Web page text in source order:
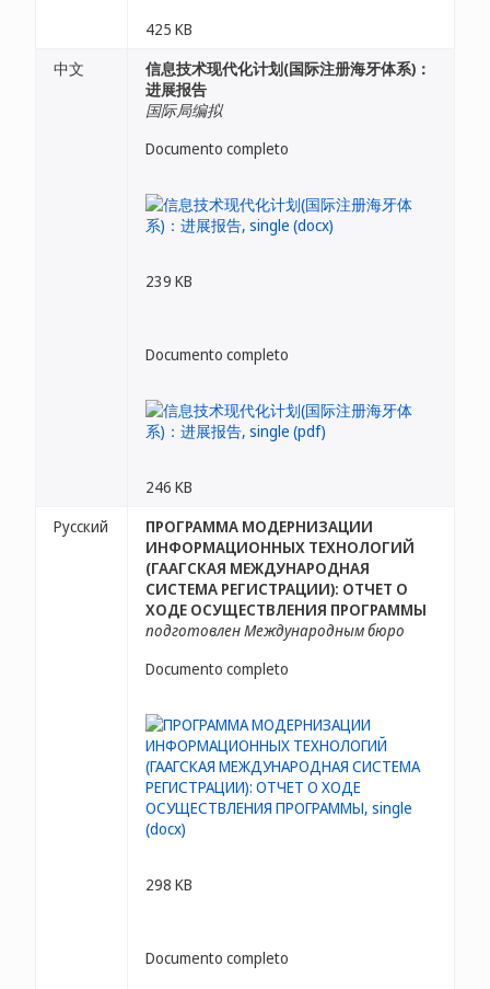
425 KB
中文
信息技术现代化计划(国际注册海牙体系)：
进展报告
国际局编拟
Documento completo
239 KB
Documento completo
246 KB
Русский
ПРОГРАММА МОДЕРНИЗАЦИИ
ИНФОРМАЦИОННЫХ ТЕХНОЛОГИЙ
(ГААГСКАЯ МЕЖДУНАРОДНАЯ
СИСТЕМА РЕГИСТРАЦИИ): ОТЧЕТ О
ХОДЕ ОСУЩЕСТВЛЕНИЯ ПРОГРАММЫ
подготовлен Международным бюро
Documento completo
298 KB
Documento completo